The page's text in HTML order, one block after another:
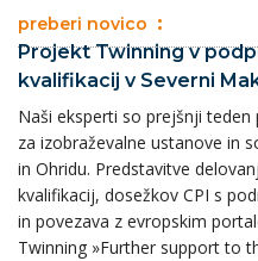
preberi novico
Projekt Twinning v
kvalifikacij v Severni
Naši eksperti so prejšnji teden
za izobraževalne ustanove in
in Ohridu. Predstavitve
kvalifikacij, dosežkov CPI s
in povezava z evropskim
Twinning »Further support to